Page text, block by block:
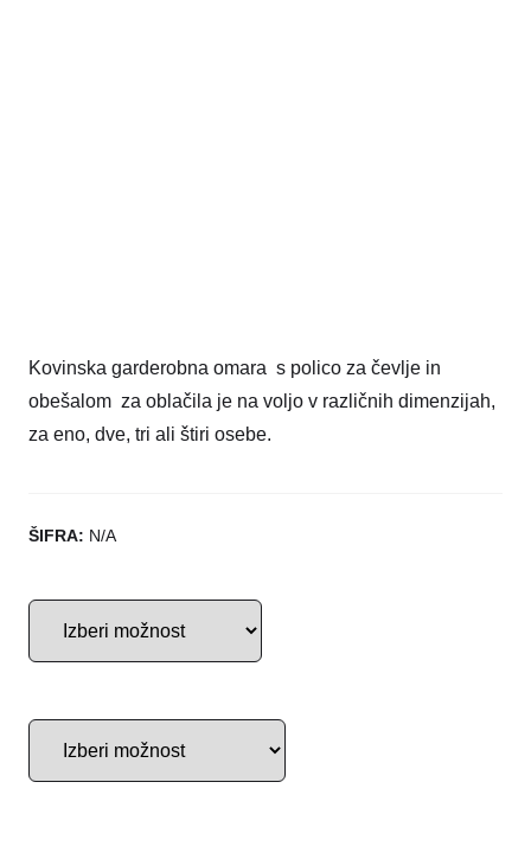
Kovinska garderobna omara s polico za čevlje in
obešalom za oblačila je na voljo v različnih dimenzijah,
za eno, dve, tri ali štiri osebe.
ŠIFRA: N/A